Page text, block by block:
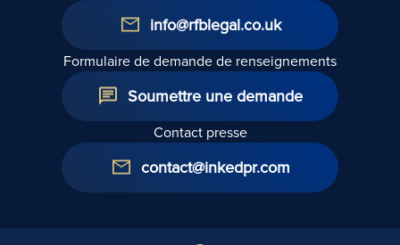
info@rfblegal.co.uk
Formulaire de demande de renseignements
Soumettre une demande
Contact presse
contact@inkedpr.com